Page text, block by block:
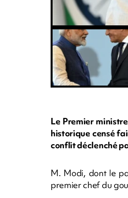
Le Premier
historique censé
conflit déclenché
M. Modi, dont le
premier chef du